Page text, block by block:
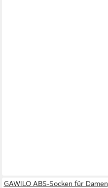
GAWILO ABS-Socken für Damen